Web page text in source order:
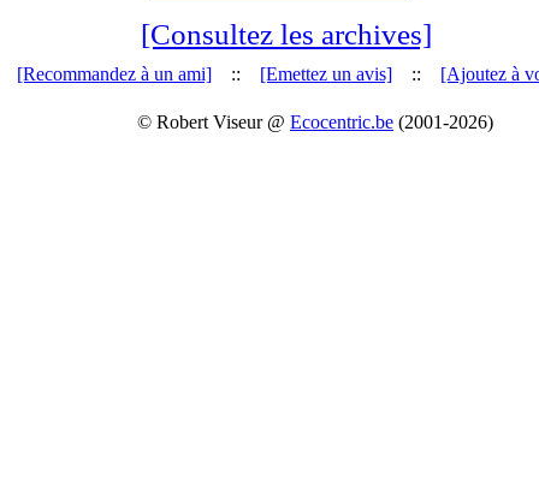
[Consultez les archives]
[Recommandez à un ami] :: [Emettez un avis] :: [Ajoutez à
© Robert Viseur @ Ecocentric.be (2001-2026)